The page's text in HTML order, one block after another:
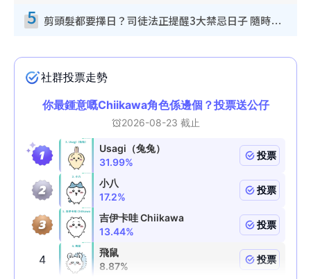
5 剪頭髮都要擇日？司徒法正提醒3大禁忌日子 隨時剪走財運！呢日剪髮恐「剪壽命」？